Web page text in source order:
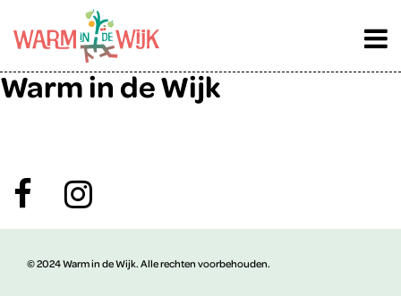
FAQ categorie:
Warm in de Wijk
© 2024 Warm in de Wijk. Alle rechten voorbehouden.